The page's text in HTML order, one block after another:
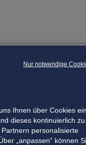
Nur notwendige
Ihnen über Cookies ein
dieses kontinuierlich zu
personalisierte
„anpassen” können